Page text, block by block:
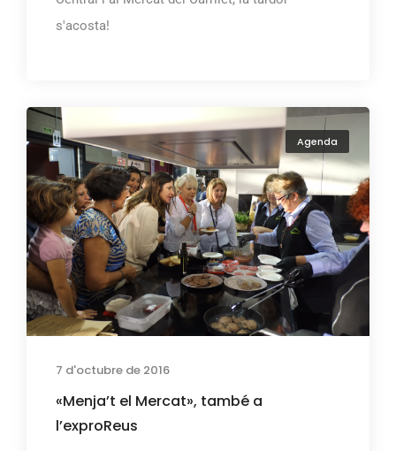
s'acosta!
Agenda
7 d'octubre de 2016
«Menja’t el Mercat», també a
l’exproReus